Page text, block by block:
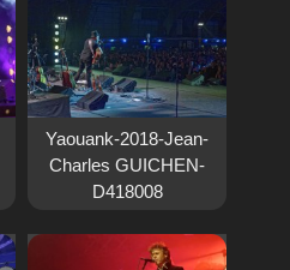
Yaouank-2018-Jean-
Charles GUICHEN-
D418008